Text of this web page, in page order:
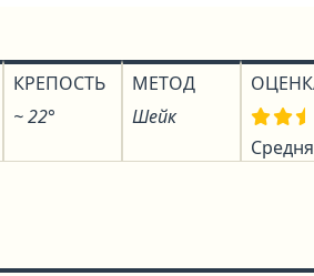
КРЕПОСТЬ
~ 22°
МЕТОД
Шейк